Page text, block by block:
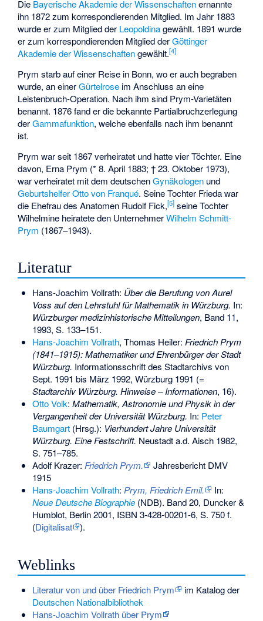
Die Bayerische Akademie der Wissenschaftenernannte
ihn 1872 zum korrespondierenden Mitglied. Im Jahr 1883
wurde er zum Mitglied der Leopoldinagewählt. 1891 wurde
er zum korrespondierenden Mitglied derGöttinger
Akademie der Wissenschaftengewählt.[4]
Prym starb auf einer Reise in Bonn, wo er auch begraben
wurde, an einerGürtelrose im Anschluss an eine
Leistenbruch-Operation. Nach ihm sind Prym-Varietäten
benannt. 1876 fand er die bekannte Partialbruchzerlegung
derGammafunktion, welche ebenfalls nach ihm benannt
ist.
Prym war seit 1867 verheiratet und hatte vier Töchter. Eine
davon, Erna Prym (* 8. April 1883; † 23. Oktober 1973),
war verheiratet mit dem deutschenGynäkologen und
Geburtshelfer Otto von Franqué. Seine Tochter Frieda war
die Ehefrau des Anatomen Rudolf Fick,[5] seine Tochter
Wilhelmine heiratete den UnternehmerWilhelm Schmitt-
Prym (1867–1943).
Literatur
Hans-Joachim Vollrath: Über die Berufung von Aurel
Voss auf den Lehrstuhl für Mathematik in Würzburg. In:
Würzburger medizinhistorische Mitteilungen, Band 11,
1993, S. 133–151.
Hans-Joachim Vollrath, Thomas Heiler: Friedrich Prym
(1841–1915): Mathematiker und Ehrenbürger der Stadt
Würzburg. Informationsschrift des Stadtarchivs von
Sept. 1991 bis März 1992, Würzburg 1991 (=
Stadtarchiv Würzburg. Hinweise – Informationen, 16).
Otto Volk: Mathematik, Astronomie und Physik in der
Vergangenheit der Universität Würzburg. In: Peter
Baumgart(Hrsg.): Vierhundert Jahre Universität
Würzburg. Eine Festschrift. Neustadt a.d. Aisch 1982,
S. 751–785.
Adolf Krazer: Friedrich Prym.
Jahresbericht DMV
1915
Hans-Joachim Vollrath: Prym, Friedrich Emil.
In:
Neue Deutsche Biographie(NDB). Band 20, Duncker &
Humblot, Berlin 2001, ISBN 3-428-00201-6, S. 750 f.
(Digitalisat ).
Weblinks
Literatur von und über Friedrich Prym
im Katalog der
Deutschen Nationalbibliothek
Hans-Joachim Vollrath über Prym